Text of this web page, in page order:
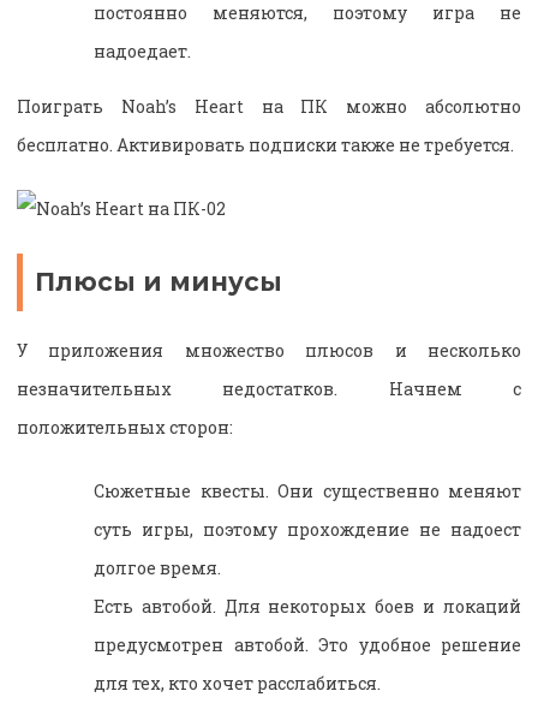
постоянно меняются, поэтому игра не
надоедает.
Поиграть Noah’s Heart на ПК можно абсолютно
бесплатно. Активировать подписки также не требуется.
Плюсы и минусы
У приложения множество плюсов и несколько
незначительных недостатков. Начнем с
положительных сторон:
Сюжетные квесты. Они существенно меняют
суть игры, поэтому прохождение не надоест
долгое время.
Есть автобой. Для некоторых боев и локаций
предусмотрен автобой. Это удобное решение
для тех, кто хочет расслабиться.